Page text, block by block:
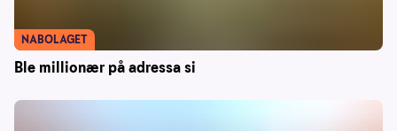
Ble millionær på adressa si
NABOLAGET